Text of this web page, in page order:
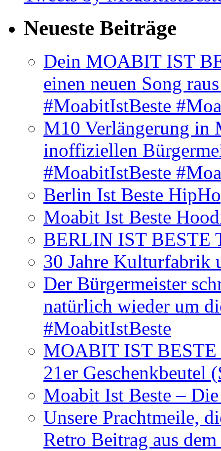
Neueste Beiträge
Dein MOABIT IST
einen neuen Song
#MoabitIstBeste
M10 Verlängerung in
inoffiziellen
#MoabitIstBeste
Berlin Ist Beste
Moabit Ist Beste
BERLIN IST BESTE
30 Jahre Kulturfabrik
Der Bürgermeister
natürlich wieder um
#MoabitIstBeste
MOABIT IST BESTE
21er Geschenkbeutel
Moabit Ist Beste –
Unsere Prachtmeile,
Retro Beitrag aus